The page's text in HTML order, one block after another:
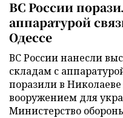
ВС России
аппаратурой
Одессе
ВС России нанесли
складам с
поразили в Николаеве
вооружением для
Министерство